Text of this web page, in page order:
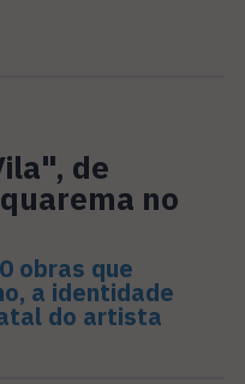
de
no
obras que
a identidade
do artista